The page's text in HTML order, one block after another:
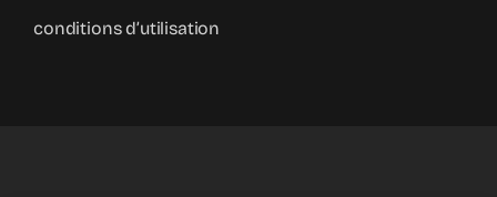
conditions d’utilisation